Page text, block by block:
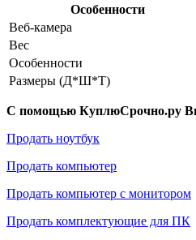
Особенности
Веб-камера
Вес
Особенности
Размеры (Д*Ш*Т)
С помощью КуплюСрочно.ру
Продать ноутбук
Продать компьютер
Продать компьютер с монитором
Продать комплектующие для ПК